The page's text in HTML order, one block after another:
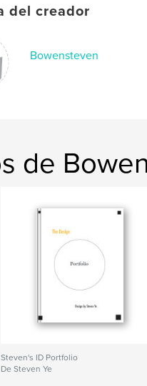
del creador
Bowensteven
de
Steven's ID Portfolio
De Steven Ye